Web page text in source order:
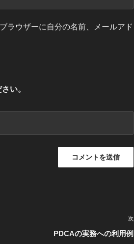
ラウザーに自分の名前、メールアド
い。
次
PDCAの実務への利用例